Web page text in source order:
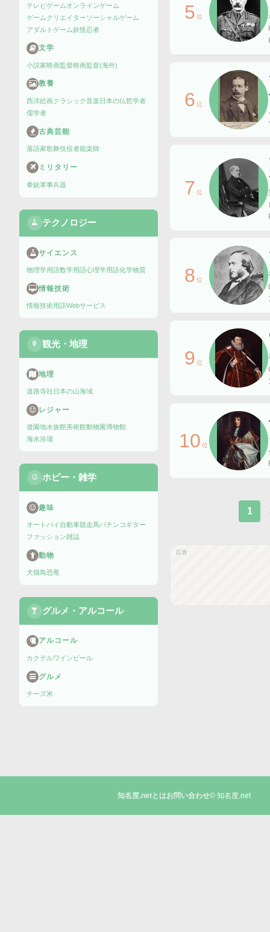
テレビゲームオンラインゲーム
ゲームクリエイターソーシャルゲーム
アダルトゲーム妖怪忍者
文学
小説家映画監督映画監督(海外)
教養
西洋絵画クラシック音楽 日本の仏哲学者
儒学者
古典芸能
落語家歌舞伎役者能楽師
ミリタリー
拳銃軍事兵器
テクノロジー
サイエンス
物理学用語数学用語心理学用語化学物質
情報技術
情報技術用語Webサービス
観光・地理
地理
道路寺社 日本の山海域
レジャー
遊園地水族館美術館動物園博物館
海水浴場
ホビー・雑学
趣味
オートバイ 自動車競走馬パチンコ ギター
ファッション雑誌
動物
犬猫鳥恐竜
グルメ・アルコール
アルコール
カクテルワイン ビール
グルメ
チーズ米
5 位
6 位
7 位
8 位
9 位
10 位
1
広告
知名度.netとはお問い合わせ© 知名度.net